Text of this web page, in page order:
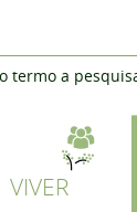
VIVER